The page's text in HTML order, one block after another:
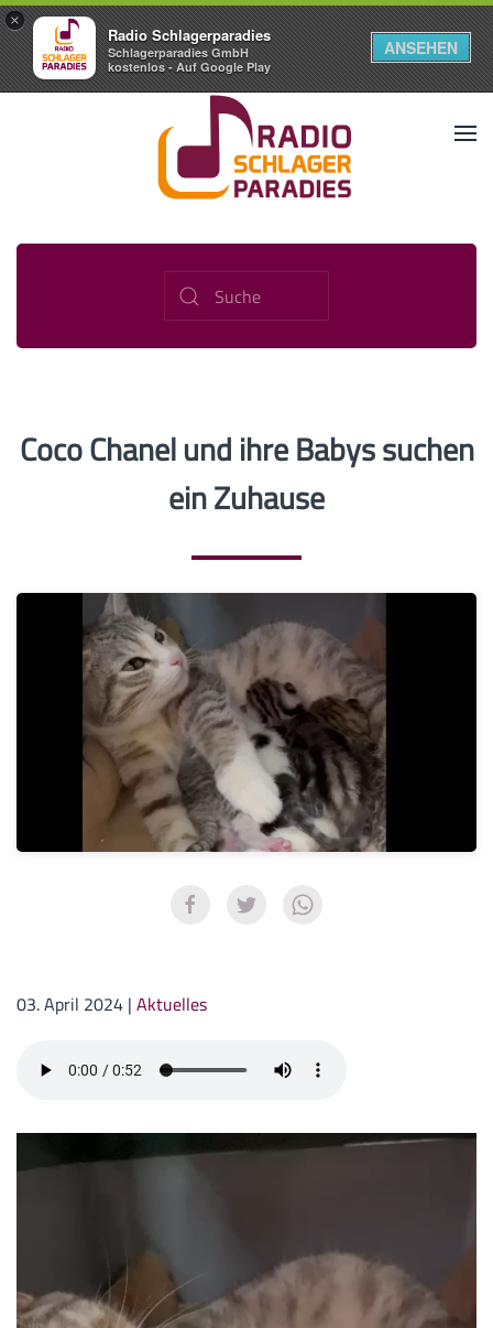
×
Radio Schlagerparadies
Schlagerparadies GmbH
kostenlos - Auf Google Play
ANSEHEN
Coco Chanel und ihre Babys suchen
ein Zuhause
03. April 2024 | Aktuelles